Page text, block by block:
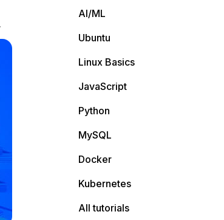
AI/ML
Ubuntu
Linux Basics
JavaScript
Python
MySQL
Docker
Kubernetes
All tutorials